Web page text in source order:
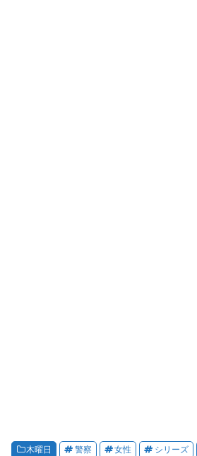
木曜日 警察 女性 シリーズ